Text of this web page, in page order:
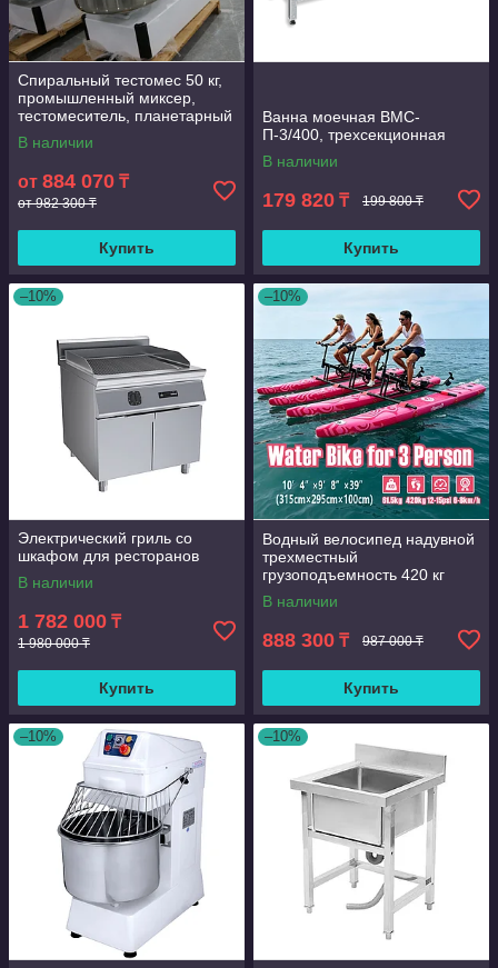
Спиральный тестомес 50 кг,
промышленный миксер,
тестомеситель, планетарный
миксер
В наличии
от 884 070 ₸
от 982 300 ₸
Купить
Ванна моечная ВМС-
П-3/400, трехсекционная
В наличии
179 820 ₸ 199 800 ₸
Купить
–10%
Электрический гриль со
шкафом для ресторанов
В наличии
1 782 000 ₸
1 980 000 ₸
Купить
–10%
Водный велосипед надувной
трехместный
грузоподъемность 420 кг
скорость 6-8 км/ч морской
В наличии
888 300 ₸ 987 000 ₸
Купить
–10% –10%